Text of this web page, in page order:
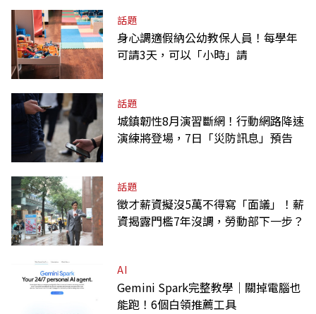
話題
身心調適假納公幼教保人員！每學年
可請3天，可以「小時」請
話題
城鎮韌性8月演習斷網！行動網路降速
演練將登場，7日「災防訊息」預告
話題
徵才薪資擬沒5萬不得寫「面議」！薪
資揭露門檻7年沒調，勞動部下一步？
AI
Gemini Spark完整教學｜關掉電腦也
能跑！6個白領推薦工具